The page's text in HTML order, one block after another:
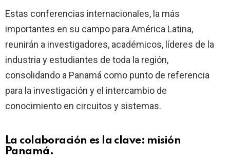
Estas conferencias internacionales, la más
importantes en su campo para América Latina,
reunirán a investigadores, académicos, líderes de la
industria y estudiantes de toda la región,
consolidando a Panamá como punto de referencia
para la investigación y el intercambio de
conocimiento en circuitos y sistemas.
La colaboración es la clave: misión
Panamá.